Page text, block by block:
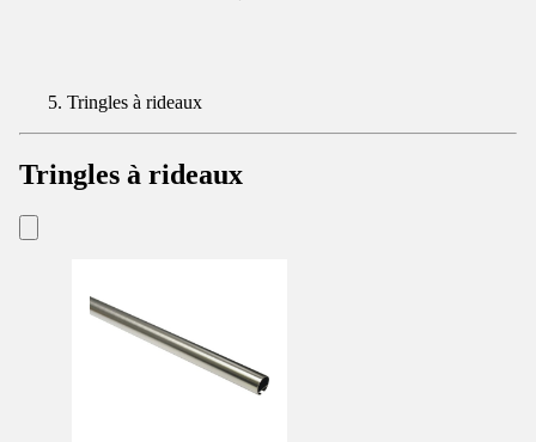
Tringles à rideaux
Tringles à rideaux